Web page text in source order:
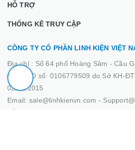
HỖ TRỢ
THỐNG KÊ TRUY CẬP
CÔNG TY CỔ PHẦN LINH KIỆN VIỆT
Địa chỉ : Số 64 phố Hoàng Sâm - Cầu
GPĐKKD số: 0106779509 do Sở KH-
02/03/2015
Email: sale@linhkienvn.com -
Hỗ trợ bán hàng: 0933.000.266 -